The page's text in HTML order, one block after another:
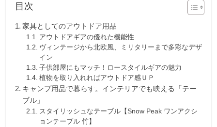
目次
家具としてのアウトドア用品
アウトドアギアの優れた機能性
ヴィンテージから北欧風、ミリタリーまで多彩なデザ
イン
子供部屋にもマッチ！ロースタイルギアの魅力
植物を取り入れればアウトドア感ＵＰ
キャンプ用品で暮らす。インテリアでも映える「テー
ブル」
スタイリッシュなテーブル【Snow Peak ワンアクシ
ョンテーブル 竹】